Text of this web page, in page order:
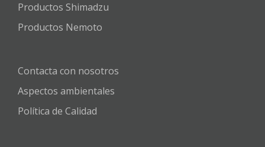
Productos Shimadzu
Productos Nemoto
Contacta con nosotros
Aspectos ambientales
Política de Calidad